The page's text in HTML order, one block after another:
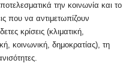
την κοινωνία και το
που να αντιμετωπίζουν
κρίσεις (κλιματική,
κοινωνική, δημοκρατίας), τη